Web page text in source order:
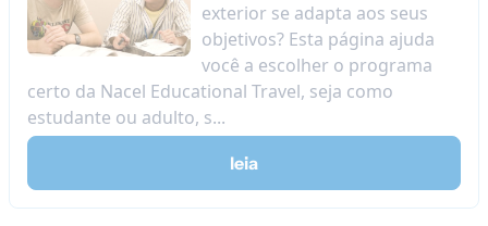
exterior se adapta aos seus
objetivos? Esta página ajuda
você a escolher o programa
certo da Nacel Educational Travel, seja como
estudante ou adulto, s...
leia